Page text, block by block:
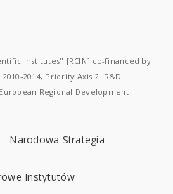
Institutes" [RCIN] co-financed by
2014, Priority Axis 2. R&D
Regional Development